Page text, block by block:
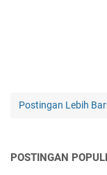
Postingan Lebih
POSTINGAN